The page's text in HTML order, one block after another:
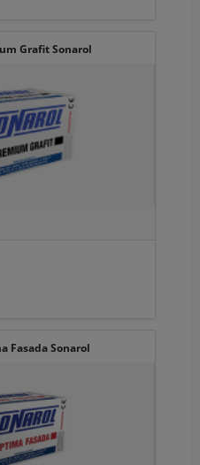
Grafit Sonarol
Fasada Sonarol